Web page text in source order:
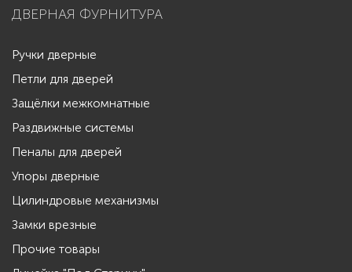
ДВЕРНАЯ ФУРНИТУРА
Ручки дверные
Петли для дверей
Защёлки межкомнатные
Раздвижные системы
Пеналы для дверей
Упоры дверные
Цилиндровые механизмы
Замки врезные
Прочие товары